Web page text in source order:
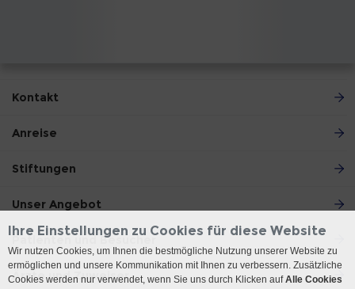
Kontakt
Anreise
Stiftungen
Unser Angebot
Patienten und Besucher
Ärzte und Zuweiser
Ihre Einstellungen zu Cookies für diese Website
Wir nutzen Cookies, um Ihnen die bestmögliche Nutzung unserer Website zu
ermöglichen und unsere Kommunikation mit Ihnen zu verbessern. Zusätzliche
Cookies werden nur verwendet, wenn Sie uns durch Klicken aufAlle Cookies